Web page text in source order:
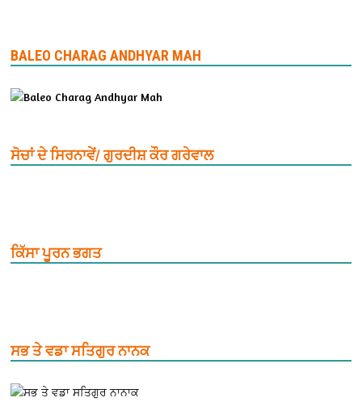
BALEO CHARAG ANDHYAR MAH
ਸੋਚਾਂ ਦੇ ਸਿਰਨਾਵੇਂ/ ਗੁਰਦੀਸ਼ ਕੌਰ ਗਰੇਵਾਲ
ਕਿੱਸਾ ਪੂਰਨ ਭਗਤ
ਸਭ ਤੇ ਵਡਾ ਸਤਿਗੁਰ ਨਾਨਕ